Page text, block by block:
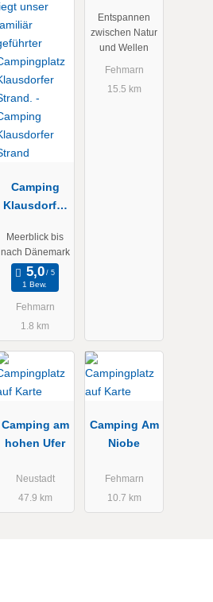
Camping
Klausdorfer
Meerblick bis
nach Dänemark
1 Bew.
Fehmarn
1.8 km
Entspannen
zwischen Natur
und Wellen
Fehmarn
15.5 km
Camping am
hohen Ufer
Neustadt
47.9 km
Camping Am
Niobe
Fehmarn
10.7 km